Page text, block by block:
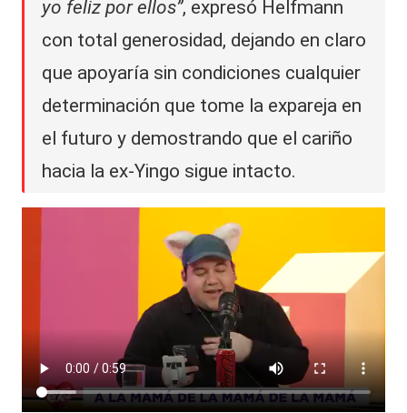
yo feliz por ellos”, expresó Helfmann
con total generosidad, dejando en claro
que apoyaría sin condiciones cualquier
determinación que tome la expareja en
el futuro y demostrando que el cariño
hacia la ex-Yingo sigue intacto.